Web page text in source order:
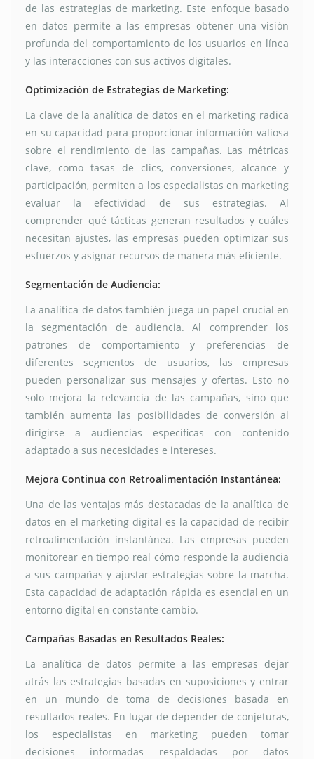
de las estrategias de marketing. Este enfoque basado
en datos permite a las empresas obtener una visión
profunda del comportamiento de los usuarios en línea
y las interacciones con sus activos digitales.
Optimización de Estrategias de Marketing:
La clave de la analítica de datos en el marketing radica
en su capacidad para proporcionar información valiosa
sobre el rendimiento de las campañas. Las métricas
clave, como tasas de clics, conversiones, alcance y
participación, permiten a los especialistas en marketing
evaluar la efectividad de sus estrategias. Al
comprender qué tácticas generan resultados y cuáles
necesitan ajustes, las empresas pueden optimizar sus
esfuerzos y asignar recursos de manera más eficiente.
Segmentación de Audiencia:
La analítica de datos también juega un papel crucial en
la segmentación de audiencia. Al comprender los
patrones de comportamiento y preferencias de
diferentes segmentos de usuarios, las empresas
pueden personalizar sus mensajes y ofertas. Esto no
solo mejora la relevancia de las campañas, sino que
también aumenta las posibilidades de conversión al
dirigirse a audiencias específicas con contenido
adaptado a sus necesidades e intereses.
Mejora Continua con Retroalimentación Instantánea:
Una de las ventajas más destacadas de la analítica de
datos en el marketing digital es la capacidad de recibir
retroalimentación instantánea. Las empresas pueden
monitorear en tiempo real cómo responde la audiencia
a sus campañas y ajustar estrategias sobre la marcha.
Esta capacidad de adaptación rápida es esencial en un
entorno digital en constante cambio.
Campañas Basadas en Resultados Reales:
La analítica de datos permite a las empresas dejar
atrás las estrategias basadas en suposiciones y entrar
en un mundo de toma de decisiones basada en
resultados reales. En lugar de depender de conjeturas,
los especialistas en marketing pueden tomar
decisiones informadas respaldadas por datos